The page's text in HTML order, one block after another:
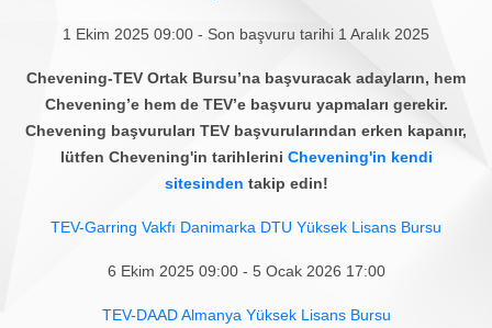
1 Ekim 2025 09:00 - Son başvuru tarihi 1 Aralık 2025
Chevening-TEV Ortak Bursu’na başvuracak adayların, hem
Chevening’e hem de TEV’e başvuru yapmaları gerekir.
Chevening başvuruları TEV başvurularından erken kapanır,
lütfen Chevening'in tarihlerini Chevening'in kendi
sitesinden takip edin!
TEV-Garring Vakfı Danimarka DTU Yüksek Lisans Bursu
6 Ekim 2025 09:00 - 5 Ocak 2026 17:00
TEV-DAAD Almanya Yüksek Lisans Bursu